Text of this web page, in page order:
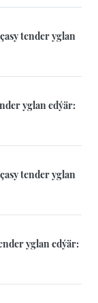
tender yglan
yglan edýär:
tender yglan
yglan edýär: